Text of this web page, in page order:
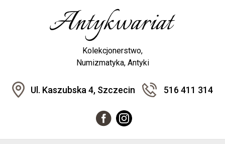
Kolekcjonerstwo,
Numizmatyka, Antyki
Ul. Kaszubska 4, Szczecin 516 411 314